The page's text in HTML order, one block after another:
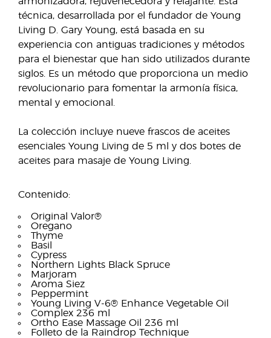
técnica, desarrollada por el fundador de Young
Living D. Gary Young, está basada en su
experiencia con antiguas tradiciones y métodos
para el bienestar que han sido utilizados durante
siglos. Es un método que proporciona un medio
revolucionario para fomentar la armonía física,
mental y emocional.
La colección incluye nueve frascos de aceites
esenciales Young Living de 5 ml y dos botes de
aceites para masaje de Young Living.
Contenido:
Original Valor®
Oregano
Thyme
Basil
Cypress
Northern Lights Black Spruce
Marjoram
Aroma Siez
Peppermint
Young Living V-6® Enhance Vegetable Oil
Complex 236 ml
Ortho Ease Massage Oil 236 ml
Folleto de la Raindrop Technique